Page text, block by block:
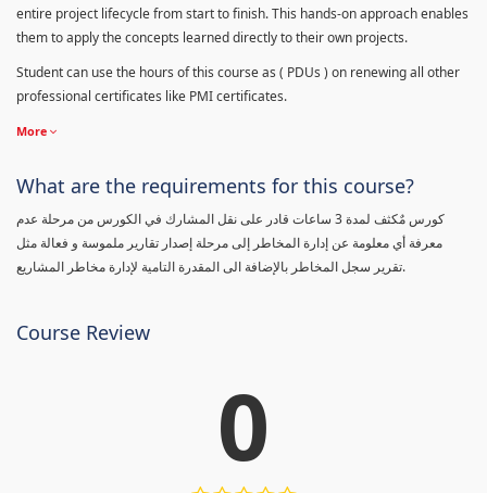
entire project lifecycle from start to finish. This hands-on approach enables
them to apply the concepts learned directly to their own projects.
Student can use the hours of this course as ( PDUs ) on renewing all other
professional certificates like PMI certificates.
More
What are the requirements for this course?
كورس مٌكثف لمدة 3 ساعات قادر على نقل المشارك في الكورس من مرحلة عدم
معرفة أي معلومة عن إدارة المخاطر إلى مرحلة إصدار تقارير ملموسة و فعالة مثل
تقرير سجل المخاطر بالإضافة الى المقدرة التامية لإدارة مخاطر المشاريع.
Course Review
0